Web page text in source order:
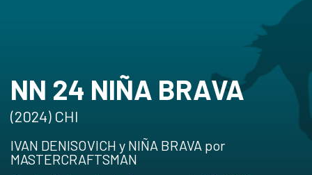
NN 24 NIÑA BRAVA
(2024) CHI
IVAN DENISOVICH y NIÑA BRAVA por
MASTERCRAFTSMAN